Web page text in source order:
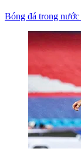
Bóng đá trong nước